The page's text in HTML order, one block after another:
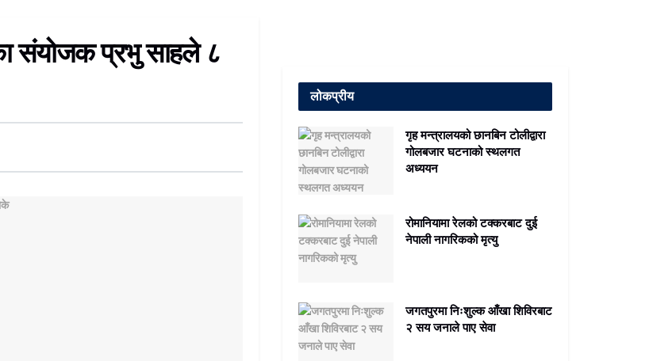
संयोजक प्रभु साहले ८
लोकप्रीय
गृह मन्त्रालयको छानबिन टोलीद्वारा
गोलबजार घटनाको स्थलगत
अध्ययन
रोमानियामा रेलको टक्करबाट दुई
नेपाली नागरिकको मृत्यु
जगतपुरमा निःशुल्क आँखा शिविरबाट
२ सय जनाले पाए सेवा